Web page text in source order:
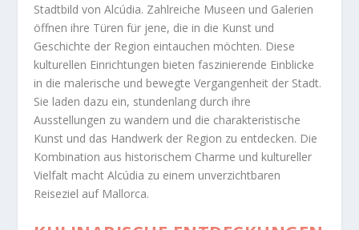
Stadtbild von Alcúdia. Zahlreiche Museen und Galerien
öffnen ihre Türen für jene, die in die Kunst und
Geschichte der Region eintauchen möchten. Diese
kulturellen Einrichtungen bieten faszinierende Einblicke
in die malerische und bewegte Vergangenheit der Stadt.
Sie laden dazu ein, stundenlang durch ihre
Ausstellungen zu wandern und die charakteristische
Kunst und das Handwerk der Region zu entdecken. Die
Kombination aus historischem Charme und kultureller
Vielfalt macht Alcúdia zu einem unverzichtbaren
Reiseziel auf Mallorca.